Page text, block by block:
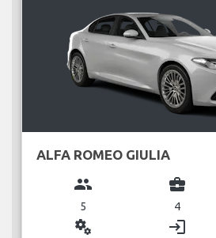
ALFA ROMEO GIULIA
group
5
business_center
4
miscellaneous_services login